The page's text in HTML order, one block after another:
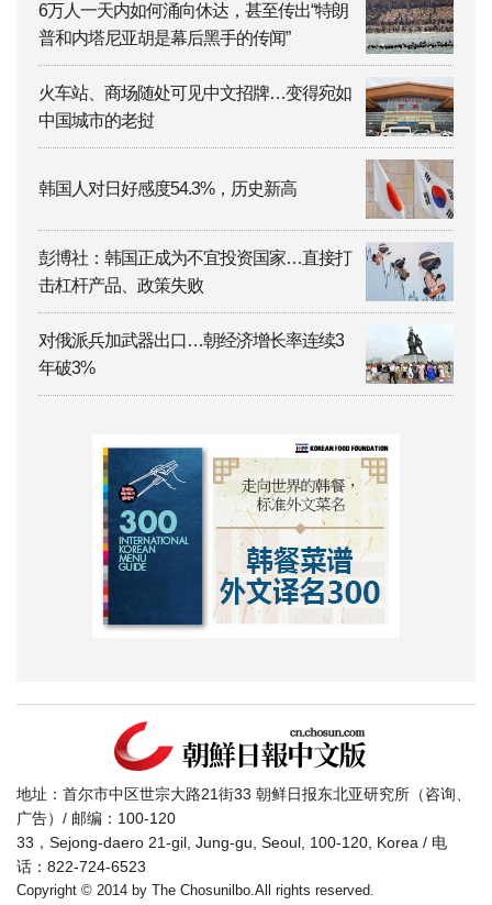
6万人一天内如何涌向休达，甚至传出“特朗
普和内塔尼亚胡是幕后黑手的传闻”
火车站、商场随处可见中文招牌…变得宛如
中国城市的老挝
韩国人对日好感度54.3%，历史新高
彭博社：韩国正成为不宜投资国家…直接打
击杠杆产品、政策失败
对俄派兵加武器出口…朝经济增长率连续3
年破3%
地址：首尔市中区世宗大路21街33 朝鲜日报东北亚研究所（咨询、
广告）/ 邮编：100-120
33，Sejong-daero 21-gil, Jung-gu, Seoul, 100-120, Korea / 电
话：822-724-6523
Copyright © 2014 by The Chosunilbo.All rights reserved.